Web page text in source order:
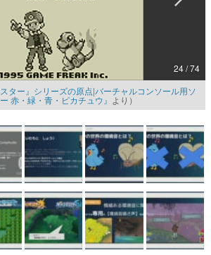
とは？
24 / 74
スター』シリーズの原点|バーチャルコンソール用ソ
赤・緑・青・ピカチュウ』 より）